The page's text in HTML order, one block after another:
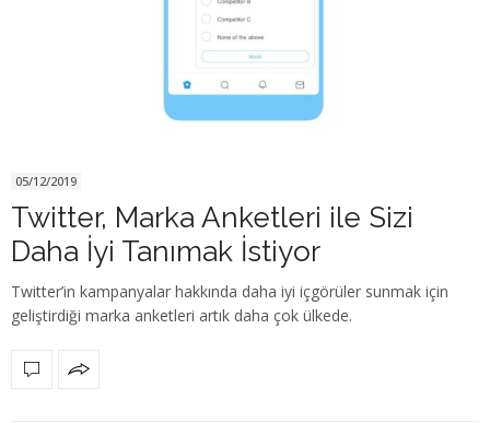
05/12/2019
Twitter, Marka Anketleri ile Sizi
Daha İyi Tanımak İstiyor
Twitter’in kampanyalar hakkında daha iyi içgörüler sunmak için
geliştirdiği marka anketleri artık daha çok ülkede.